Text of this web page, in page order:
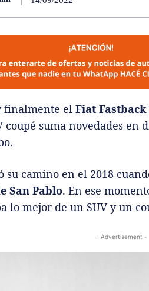
finalmente el Fiat Fastback
coupé suma novedades en
su camino en el 2018
San Pablo. En ese
lo mejor de un SUV y un
- Advertisement -